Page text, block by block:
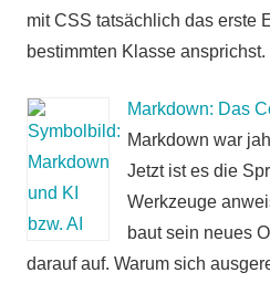
mit CSS tatsächlich das erste
bestimmten Klasse ansprichst.
Markdown: Das
Markdown war
Jetzt ist es die
Werkzeuge
baut sein neues
darauf auf. Warum sich